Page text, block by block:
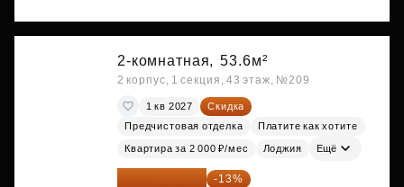
2-комнатная, 53.6м²
2 корпус, 1 секция, 43 этаж, №209
1 кв 2027
Скидка
Предчистовая отделка
Платите как хотите
Квартира за 2 000 ₽/мес Лоджия Ещё
24 742 939 ₽ -13%